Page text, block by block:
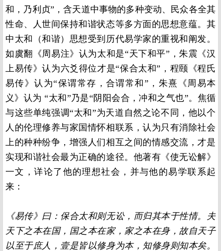
和，乃利贞”，含天道中事物的多种变动、民众各全其
性命、人世间保持和谐状态等多方面的思想意蕴。其
中太和（和谐）思想受到历代易学家的重视和阐发。
如虞翻《周易注》认为太和是“天下和平”，朱震《汉
上易传》认为六爻得位才是“保合太和”，程颐《程氏
易传》认为“保谓常存，合谓常和”，朱熹《周易本
义》认为 “太和”乃是“阴阳会合，冲和之气也”。焦循
与这些单纯强调“太和”为天道自然之论不同，他以个
人的伦理修养与家国情怀相联系，认为只有消除社会
上的种种纷争，增强人们相互之间的情感交流，才是
实现和谐社会最为正确的途径。他著有《使无讼解》
一文，详论了他的理想社会，并与他的易学联系起
来：
《易传》曰：保合太和则无讼，而归其本于性情。夫
天下之本在国，国之本在家，家之本在身，故自天子
以至于庶人，壹是皆以修身为本，知修身则知本矣。